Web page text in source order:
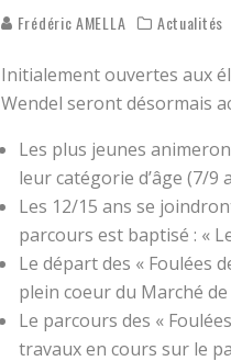
Frédéric AMELLA Actualités
Initialement ouvertes aux
Wendel seront désormais
Les plus jeunes
leur catégorie d’âge (7/9
Les 12/15 ans se
parcours est baptisé : «
Le départ des « Foulées
plein coeur du Marché
Le parcours des «
travaux en cours sur le